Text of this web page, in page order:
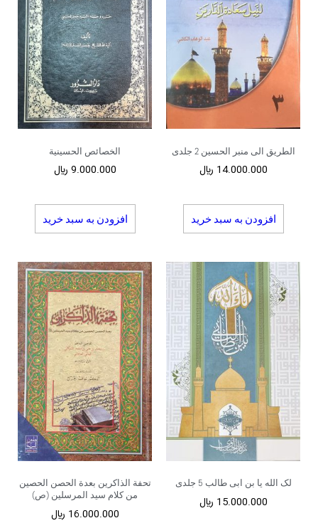
الطریق الی منبر الحسین 2 جلدی
14.000.000 ﷼
افزودن به سبد خرید
الخصائص الحسینیة
9.000.000 ﷼
افزودن به سبد خرید
لک الله یا بن ابی طالب 5 جلدی
15.000.000 ﷼
تحفة الذاکرین بعدة الحصن الحصین
من کلام سید المرسلین (ص)
16.000.000 ﷼